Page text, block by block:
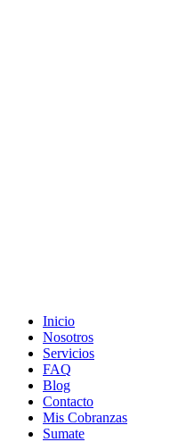
Inicio
Nosotros
Servicios
FAQ
Blog
Contacto
Mis Cobranzas
Sumate